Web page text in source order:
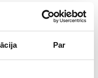
Par
G50Y
NCS S5500-NNCS S9000-N